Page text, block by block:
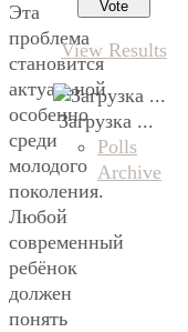
Эта
проблема
становится
актуальной
особенно
среди
молодого
поколения.
Любой
современный
ребёнок
должен
понять
View Results
Загрузка ...
Polls
Archive